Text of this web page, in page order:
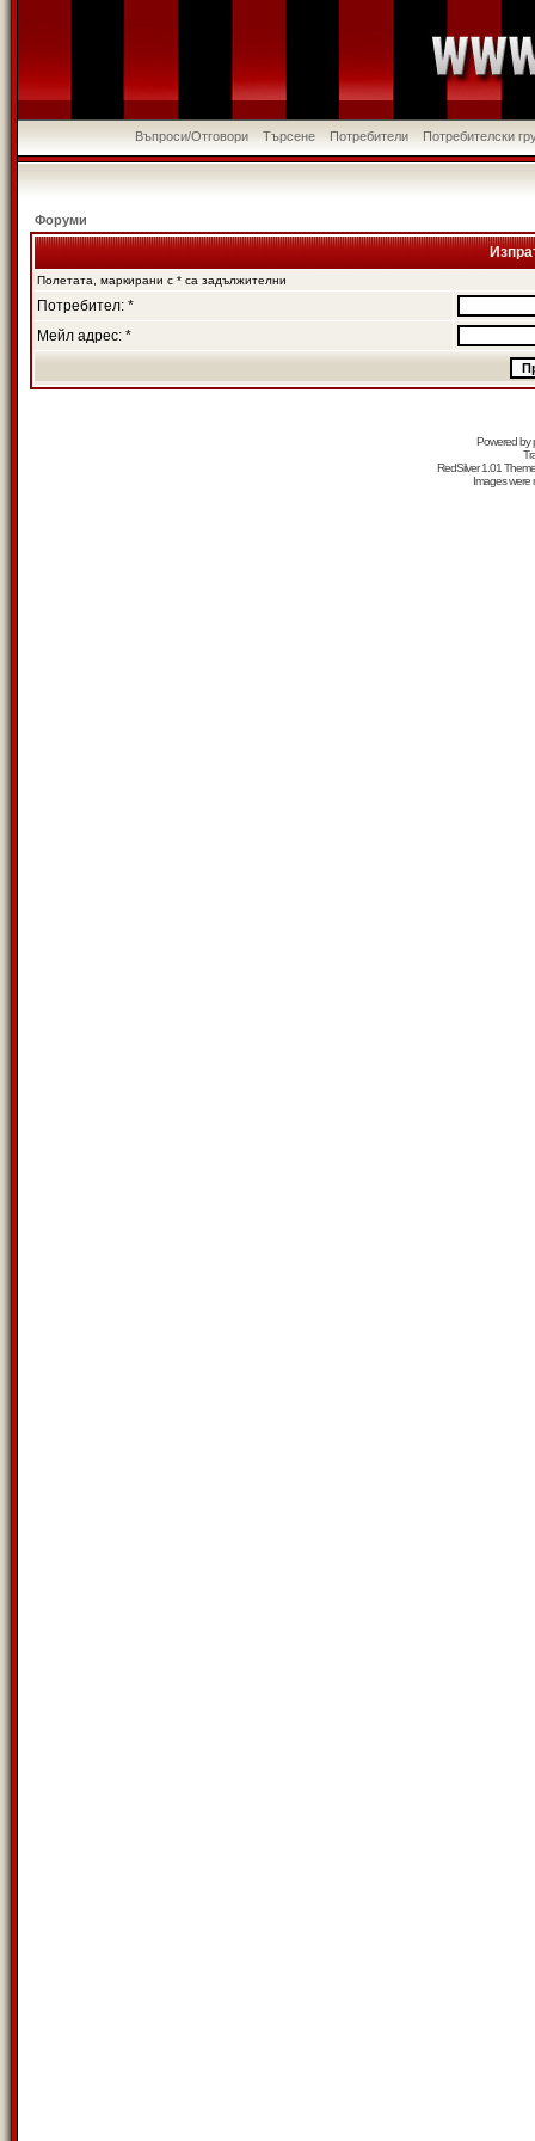
Въпроси/Отговори Търсене Потребители Потребителски
Форуми
Полетата, маркирани с * са задължителни
Потребител: *
Мейл адрес: *
Powered by
RedSilver 1.01
Images were